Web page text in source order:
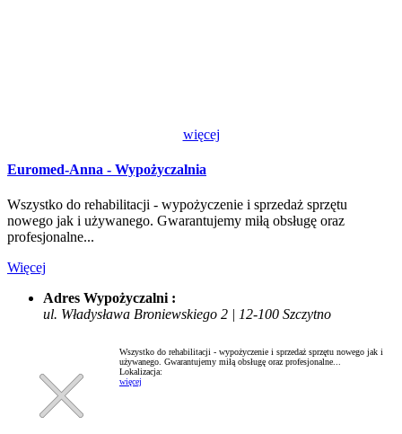
więcej
Euromed-Anna - Wypożyczalnia
Wszystko do rehabilitacji - wypożyczenie i sprzedaż sprzętu
nowego jak i używanego. Gwarantujemy miłą obsługę oraz
profesjonalne...
Więcej
Adres Wypożyczalni :
ul. Władysława Broniewskiego 2 | 12-100 Szczytno
Wszystko do rehabilitacji - wypożyczenie i sprzedaż sprzętu nowego jak i
używanego. Gwarantujemy miłą obsługę oraz profesjonalne...
Lokalizacja:
więcej